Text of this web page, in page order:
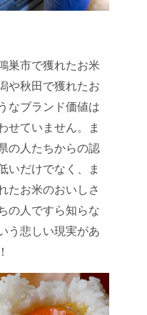
巣市で獲れたお米
や秋田で獲れたお
なブランド価値は
せていません。ま
の人たちからの認
いだけでなく、ま
たお米のおいしさ
の人ですら知らな
う悲しい現実があ